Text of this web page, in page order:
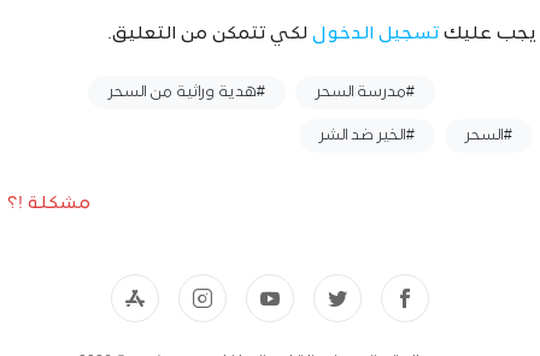
يجب عليك تسجيل الدخول لكي تتمكن من التعليق.
#مدرسة السحر #هدية وراثية من السحر
#السحر #الخير ضد الشر
مشكلة !؟